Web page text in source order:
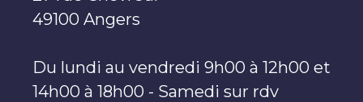
49100 Angers
Du lundi au vendredi 9h00 à 12h00 et
14h00 à 18h00 - Samedi sur rdv